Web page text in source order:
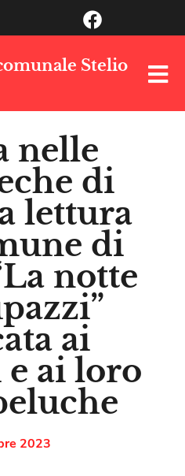
Stelio
nelle
di
lettura
di
notte
ai
ai loro
2023